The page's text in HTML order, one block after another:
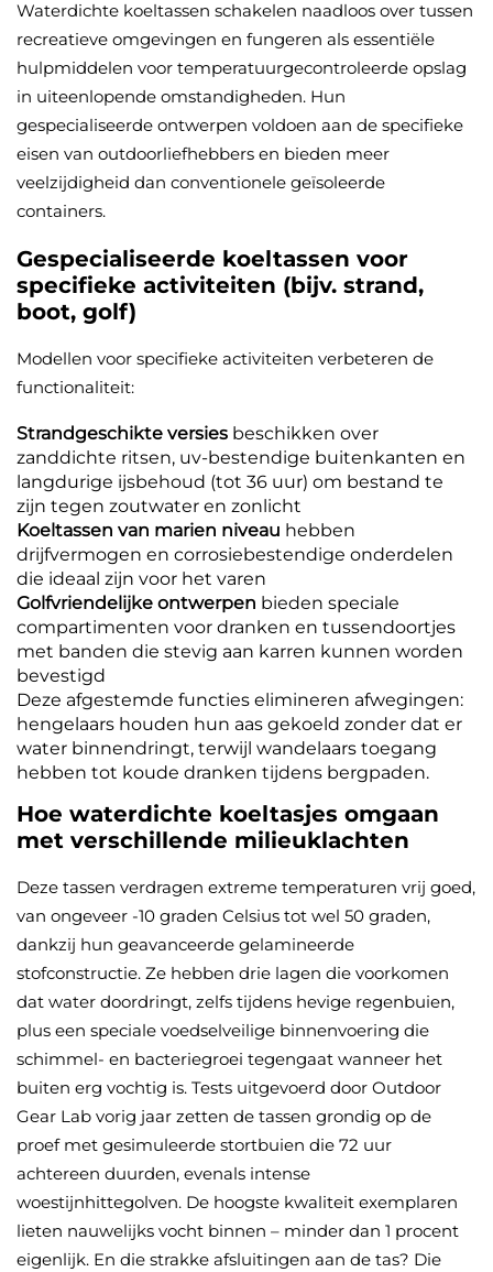
Waterdichte koeltassen schakelen naadloos over tussen
recreatieve omgevingen en fungeren als essentiële
hulpmiddelen voor temperatuurgecontroleerde opslag
in uiteenlopende omstandigheden. Hun
gespecialiseerde ontwerpen voldoen aan de specifieke
eisen van outdoorliefhebbers en bieden meer
veelzijdigheid dan conventionele geïsoleerde
containers.
Gespecialiseerde koeltassen voor
specifieke activiteiten (bijv. strand,
boot, golf)
Modellen voor specifieke activiteiten verbeteren de
functionaliteit:
Strandgeschikte versies beschikken over
zanddichte ritsen, uv-bestendige buitenkanten en
langdurige ijsbehoud (tot 36 uur) om bestand te
zijn tegen zoutwater en zonlicht
Koeltassen van marien niveau hebben
drijfvermogen en corrosiebestendige onderdelen
die ideaal zijn voor het varen
Golfvriendelijke ontwerpen bieden speciale
compartimenten voor dranken en tussendoortjes
met banden die stevig aan karren kunnen worden
bevestigd
Deze afgestemde functies elimineren afwegingen:
hengelaars houden hun aas gekoeld zonder dat er
water binnendringt, terwijl wandelaars toegang
hebben tot koude dranken tijdens bergpaden.
Hoe waterdichte koeltasjes omgaan
met verschillende milieuklachten
Deze tassen verdragen extreme temperaturen vrij goed,
van ongeveer -10 graden Celsius tot wel 50 graden,
dankzij hun geavanceerde gelamineerde
stofconstructie. Ze hebben drie lagen die voorkomen
dat water doordringt, zelfs tijdens hevige regenbuien,
plus een speciale voedselveilige binnenvoering die
schimmel- en bacteriegroei tegengaat wanneer het
buiten erg vochtig is. Tests uitgevoerd door Outdoor
Gear Lab vorig jaar zetten de tassen grondig op de
proef met gesimuleerde stortbuien die 72 uur
achtereen duurden, evenals intense
woestijnhittegolven. De hoogste kwaliteit exemplaren
lieten nauwelijks vocht binnen – minder dan 1 procent
eigenlijk. En die strakke afsluitingen aan de tas? Die